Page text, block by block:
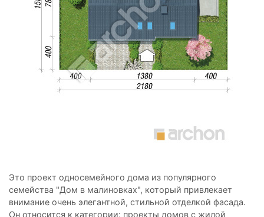
Это проект односемейного дома из популярного
семейства "Дом в малиновках", который привлекает
внимание очень элегантной, стильной отделкой фасада.
Он относится к категории: проекты домов с жилой